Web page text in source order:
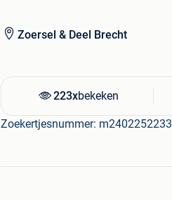
Zoersel & Deel Brecht
223xbekeken
Zoekertjesnummer: m2402252233